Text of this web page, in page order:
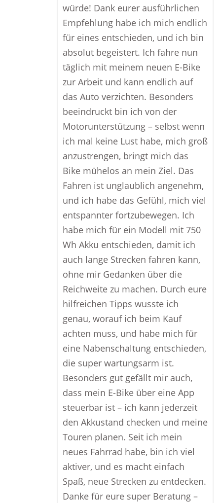
würde! Dank eurer ausführlichen
Empfehlung habe ich mich endlich
für eines entschieden, und ich bin
absolut begeistert. Ich fahre nun
täglich mit meinem neuen E-Bike
zur Arbeit und kann endlich auf
das Auto verzichten. Besonders
beeindruckt bin ich von der
Motorunterstützung – selbst wenn
ich mal keine Lust habe, mich groß
anzustrengen, bringt mich das
Bike mühelos an mein Ziel. Das
Fahren ist unglaublich angenehm,
und ich habe das Gefühl, mich viel
entspannter fortzubewegen. Ich
habe mich für ein Modell mit 750
Wh Akku entschieden, damit ich
auch lange Strecken fahren kann,
ohne mir Gedanken über die
Reichweite zu machen. Durch eure
hilfreichen Tipps wusste ich
genau, worauf ich beim Kauf
achten muss, und habe mich für
eine Nabenschaltung entschieden,
die super wartungsarm ist.
Besonders gut gefällt mir auch,
dass mein E-Bike über eine App
steuerbar ist – ich kann jederzeit
den Akkustand checken und meine
Touren planen. Seit ich mein
neues Fahrrad habe, bin ich viel
aktiver, und es macht einfach
Spaß, neue Strecken zu entdecken.
Danke für eure super Beratung –